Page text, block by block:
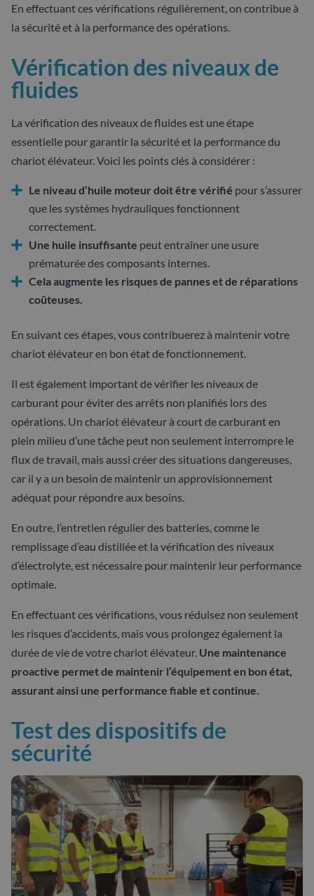
En effectuant ces vérifications régulièrement, on contribue à
la sécurité et à la performance des opérations.
Vérification des niveaux de
fluides
La vérification des niveaux de fluides est une étape
essentielle pour garantir la sécurité et la performance du
chariot élévateur. Voici les points clés à considérer :
Le niveau d’huile moteur doit être vérifié pour s’assurer
que les systèmes hydrauliques fonctionnent
correctement.
Une huile insuffisante peut entraîner une usure
prématurée des composants internes.
Cela augmente les risques de pannes et de réparations
coûteuses.
En suivant ces étapes, vous contribuerez à maintenir votre
chariot élévateur en bon état de fonctionnement.
Il est également important de vérifier les niveaux de
carburant pour éviter des arrêts non planifiés lors des
opérations. Un chariot élévateur à court de carburant en
plein milieu d’une tâche peut non seulement interrompre le
flux de travail, mais aussi créer des situations dangereuses,
car il y a un besoin de maintenir un approvisionnement
adéquat pour répondre aux besoins.
En outre, l’entretien régulier des batteries, comme le
remplissage d’eau distillée et la vérification des niveaux
d’électrolyte, est nécessaire pour maintenir leur performance
optimale.
En effectuant ces vérifications, vous réduisez non seulement
les risques d’accidents, mais vous prolongez également la
durée de vie de votre chariot élévateur. Une maintenance
proactive permet de maintenir l’équipement en bon état,
assurant ainsi une performance fiable et continue.
Test des dispositifs de
sécurité